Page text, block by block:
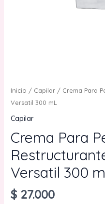
Inicio / Capilar/ Crema Para
Versatil 300 mL
Capilar
Crema Para
Versatil 300
$27.000